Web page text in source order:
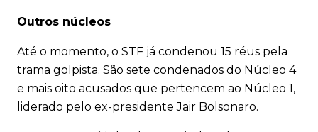
Outros núcleos
Até o momento, o STF já condenou 15 réus pela
trama golpista. São sete condenados do Núcleo 4
e mais oito acusados que pertencem ao Núcleo 1,
liderado pelo ex-presidente Jair Bolsonaro.